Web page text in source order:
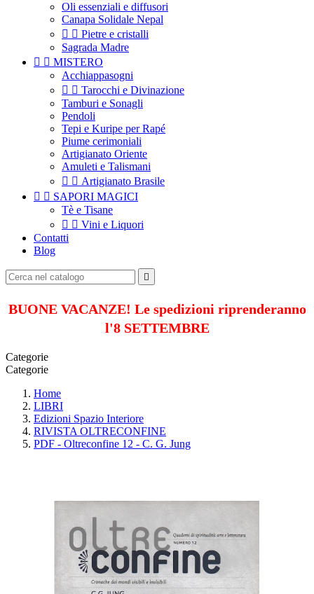
Oli essenziali e diffusori
Canapa Solidale Nepal
  Pietre e cristalli
Sagrada Madre
  MISTERO
Acchiappasogni
  Tarocchi e Divinazione
Tamburi e Sonagli
Pendoli
Tepi e Kuripe per Rapé
Piume cerimoniali
Artigianato Oriente
Amuleti e Talismani
  Artigianato Brasile
  SAPORI MAGICI
Tè e Tisane
  Vini e Liquori
Contatti
Blog

BUONE VACANZE! Le spedizioni riprenderanno
l'8 SETTEMBRE
Categorie
Categorie
Home
LIBRI
Edizioni Spazio Interiore
RIVISTA OLTRECONFINE
PDF - Oltreconfine 12 - C. G. Jung